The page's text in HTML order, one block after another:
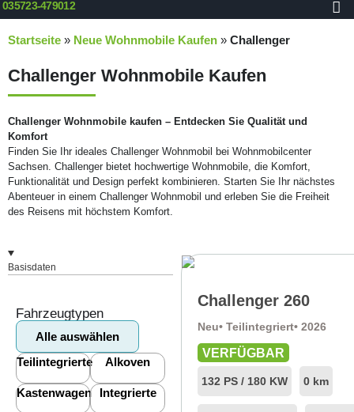
035723-479012
Startseite » Neue Wohnmobile Kaufen » Challenger
Challenger Wohnmobile Kaufen
Challenger Wohnmobile kaufen – Entdecken Sie Qualität und
Komfort
Finden Sie Ihr ideales Challenger Wohnmobil bei Wohnmobilcenter
Sachsen. Challenger bietet hochwertige Wohnmobile, die Komfort,
Funktionalität und Design perfekt kombinieren. Starten Sie Ihr nächstes
Abenteuer in einem Challenger Wohnmobil und erleben Sie die Freiheit
des Reisens mit höchstem Komfort.
Basisdaten
Fahrzeugtypen
Alle auswählen
Teilintegrierte
Alkoven
Kastenwagen Integrierte
Challenger 260
Neu• Teilintegriert• 2026
VERFÜGBAR
132 PS / 180 KW 0 km